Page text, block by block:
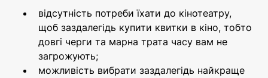
відсутність потреби їхати до кінотеатру,
щоб заздалегідь купити квитки в кіно, тобто
довгі черги та марна трата часу вам не
загрожують;
можливість вибрати заздалегідь найкраще